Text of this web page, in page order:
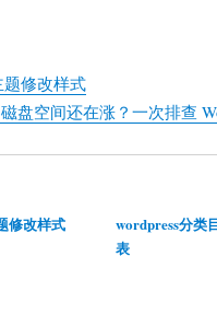
题修改样式
盘空间还在涨？一次排查
修改样式
wordpress分类
表